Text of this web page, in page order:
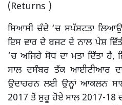
(Returns )
ਸਿਆਸੀ ਚੰਦੇ ‘ਚ ਸਪੱਸ਼ਟਤਾ
ਇਸ ਵਾਰ ਦੇ ਬਜਟ ਦੇ ਨਾਲ ਪੇਸ਼
‘ਚ ਅਜਿਹੇ ਸੋਧ ਦਾ ਮਤਾ ਦਿੱਤਾ
ਸਾਲ ਦਸੰਬਰ ਤੱਕ ਆਈਟੀਆਰ
ਉਦਾਹਰਨ ਲਈ ਉਨ੍ਹਾਂ ਆਕਲਨ
2017 ਤੋਂ ਸ਼ੁਰੂ ਹੋਏ ਸਾਲ 2017-